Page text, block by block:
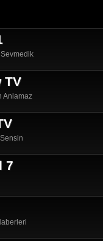
TV
Anlamaz
7